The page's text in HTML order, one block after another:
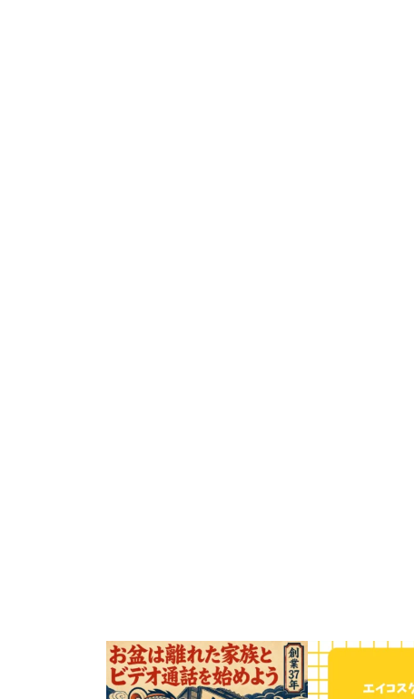
お盆の時期、遠くに住むご家族やお孫さ
んに会いたくなりますよね。
...
校舎展開しているエ
ソコン・スマホ